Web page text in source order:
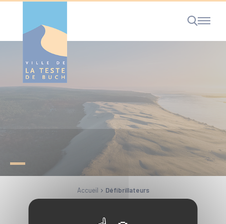
RECHERCHE
Accueil Défibrillateurs
Cookies management panel